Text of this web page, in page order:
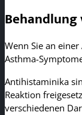
Wenn Sie an
Asthma-
Antihistaminika
Reaktion
verschiedenen